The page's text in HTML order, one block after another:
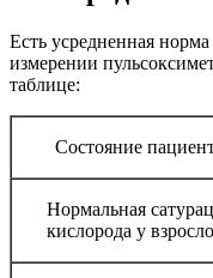
Есть усредненная
измерении
таблице:
Состояние
Нормальная
кислорода у